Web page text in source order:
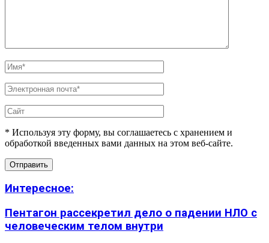
* Используя эту форму, вы соглашаетесь с хранением и
обработкой введенных вами данных на этом веб-сайте.
Интересное:
Пентагон рассекретил дело о падении НЛО с
человеческим телом внутри